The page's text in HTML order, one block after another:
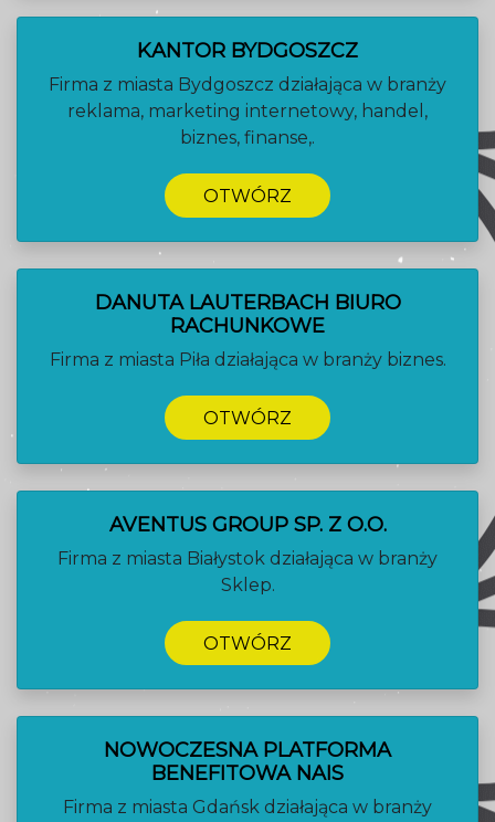
KANTOR BYDGOSZCZ
Firma z miasta Bydgoszcz działająca w branży
reklama, marketing internetowy, handel,
biznes, finanse,.
OTWÓRZ
DANUTA LAUTERBACH BIURO
RACHUNKOWE
Firma z miasta Piła działająca w branży biznes.
OTWÓRZ
AVENTUS GROUP SP. Z O.O.
Firma z miasta Białystok działająca w branży
Sklep.
OTWÓRZ
NOWOCZESNA PLATFORMA
BENEFITOWA NAIS
Firma z miasta Gdańsk działająca w branży